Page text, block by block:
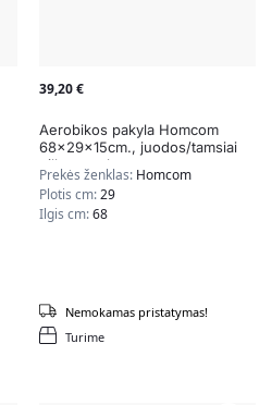
39,20€
Aerobikos pakyla Homcom
68x29x15cm., juodos/tamsiai
pilkos spalvos
Prekės ženklas: Homcom
Plotis cm:29
Ilgis cm:68
Turime
Nemokamas pristatymas!